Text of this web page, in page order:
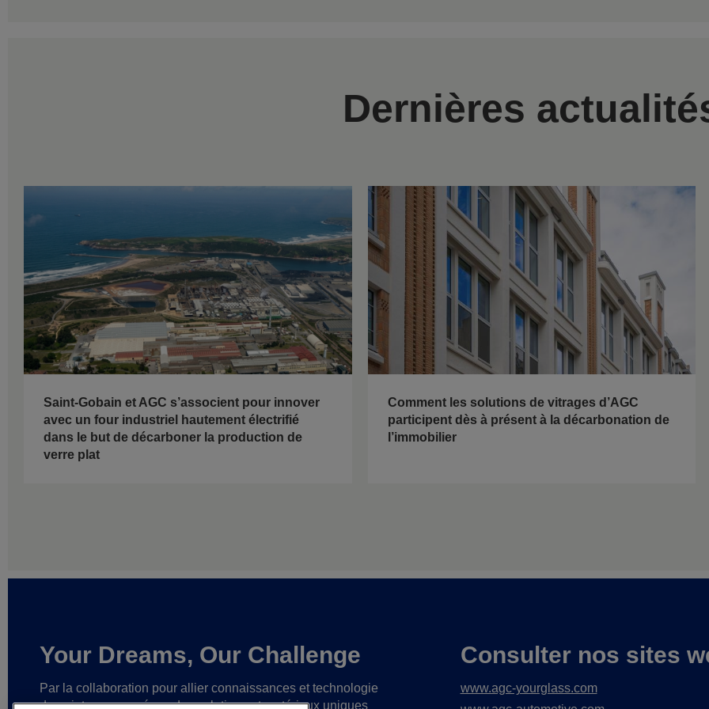
Dernières
Saint-Gobain et AGC s’associent pour innover
avec un four industriel hautement électrifié
dans le but de décarboner la production de
verre plat
Comment les solutions de vitrages d’AGC
participent dès à présent à la décarbonation de
l’immobilier
Your Dreams, Our Challenge
Par la collaboration pour allier connaissances et technologie
de pointe,nous créons des solutions et matériaux uniques
Consulter nos sites
www.agc-yourglass.com